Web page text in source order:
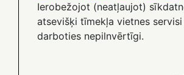
Ierobežojot (neatļaujot)
atsevišķi tīmekļa vietnes
darboties nepilnvērtīgi.